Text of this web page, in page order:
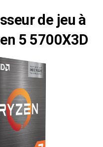
de jeu à
5 5700X3D